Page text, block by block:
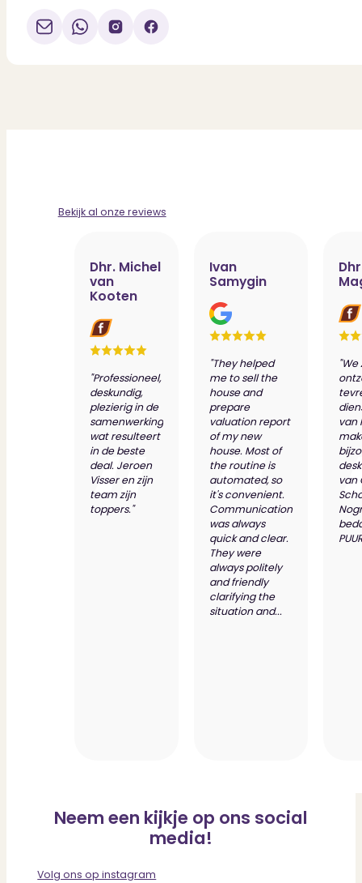
Bekijk al onze reviews
Dhr. Michel
van
Kooten
"Professioneel,
deskundig,
plezierig in de
samenwerking
wat resulteert
in de beste
deal. Jeroen
Visser en zijn
team zijn
toppers."
Ivan
Samygin
"They helped
me to sell the
house and
prepare
valuation report
of my new
house. Most of
the routine is
automated, so
it's convenient.
Communication
was always
quick and clear.
They were
always politely
and friendly
clarifying the
situation and...
"We
van
van
Neem een kijkje op ons social
media!
Volg ons op instagram